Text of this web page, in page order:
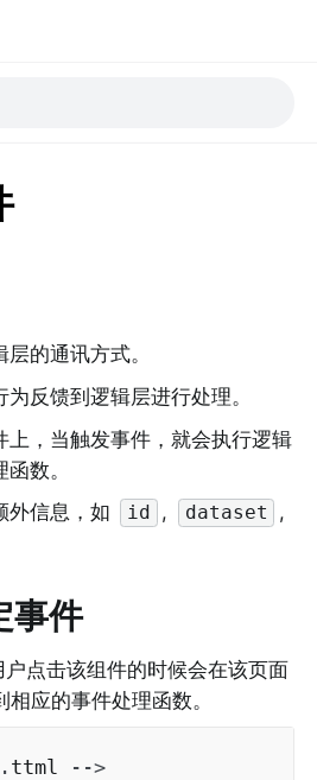
的通讯方式。
反馈到逻辑层进行处理。
上，当触发事件，就会执行逻辑
数。
外信息，如 id , dataset
事件
户点击该组件的时候会在该页面
相应的事件处理函数。
. ttml -->